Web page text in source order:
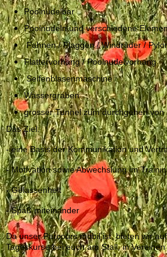
Poolnudelbar
Poolnudeln und verschiedene
Fahnen / Flaggen / Windräder /
Flattervorhang / Poolnudelvorhang
Seifenblasenmaschine
Wassergraben
grosser Tunnel zum durchgehen
Das Ziel:
- eine Basis der Kommunikation und
- Motivation sowie Abwechslung im
- Gelassenheit
- Spaß miteinander
Da unser Parcours mobil ist, bieten wir
Tageskurse bei euch am Stall, in